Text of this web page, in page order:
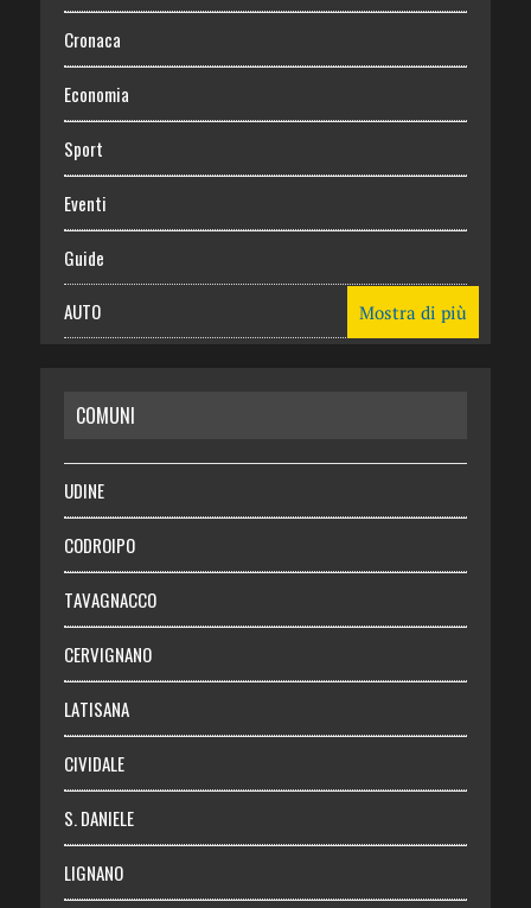
Cronaca
Economia
Sport
Eventi
Guide
AUTO
RISPARMIO
SALUTE
Necrologie
Chi siamo
Abbonati
Login
Mostra di più
COMUNI
UDINE
CODROIPO
TAVAGNACCO
CERVIGNANO
LATISANA
CIVIDALE
S. DANIELE
LIGNANO